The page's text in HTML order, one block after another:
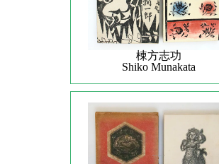
棟方志功
Shiko Munakata